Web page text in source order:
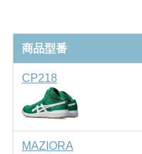
商品型番
CP218
MAZIORA